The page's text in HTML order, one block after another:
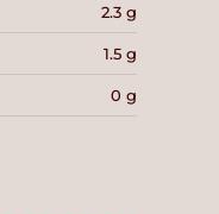
2.3 g
1.5 g
0 g